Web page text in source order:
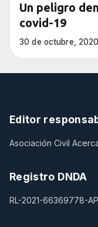
Un peligro
covid-19
30 de octubre,
Editor
Asociación Civil
Registro DNDA
RL-2021-66369778-